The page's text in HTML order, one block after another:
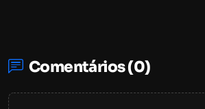
Comentários (0)